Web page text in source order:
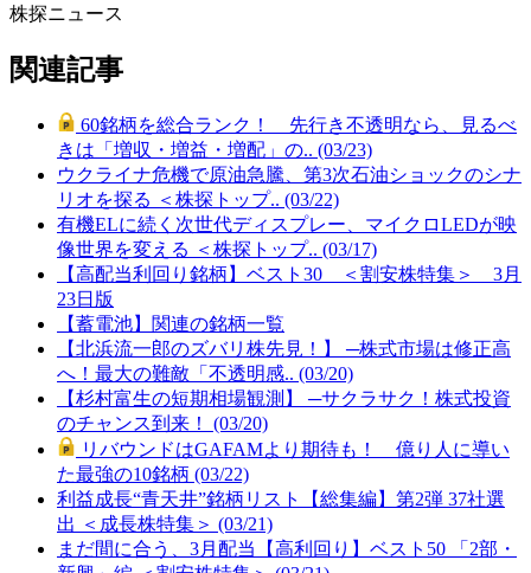
株探ニュース
関連記事
60銘柄を総合ランク！ 先行き不透明なら、見るべ
きは「増収・増益・増配」の.. (03/23)
ウクライナ危機で原油急騰、第3次石油ショックのシナ
リオを探る ＜株探トップ.. (03/22)
有機ELに続く次世代ディスプレー、マイクロLEDが映
像世界を変える ＜株探トップ.. (03/17)
【高配当利回り銘柄】ベスト30 ＜割安株特集＞ 3月
23日版
【蓄電池】関連の銘柄一覧
【北浜流一郎のズバリ株先見！】 ─株式市場は修正高
へ！最大の難敵「不透明感.. (03/20)
【杉村富生の短期相場観測】 ─サクラサク！株式投資
のチャンス到来！ (03/20)
リバウンドはGAFAMより期待も！ 億り人に導い
た最強の10銘柄 (03/22)
利益成長“青天井”銘柄リスト【総集編】第2弾 37社選
出 ＜成長株特集＞ (03/21)
まだ間に合う、3月配当【高利回り】ベスト50 「2部・